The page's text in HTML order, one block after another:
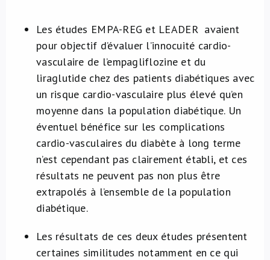
Les études EMPA-REG et LEADER avaient
pour objectif d’évaluer l’innocuité cardio-
vasculaire de l’empagliflozine et du
liraglutide chez des patients diabétiques avec
un risque cardio-vasculaire plus élevé qu’en
moyenne dans la population diabétique. Un
éventuel bénéfice sur les complications
cardio-vasculaires du diabète à long terme
n’est cependant pas clairement établi, et ces
résultats ne peuvent pas non plus être
extrapolés à l’ensemble de la population
diabétique.
Les résultats de ces deux études présentent
certaines similitudes notamment en ce qui